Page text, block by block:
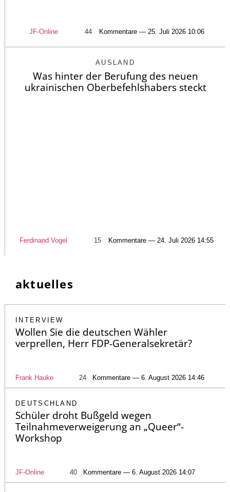
JF-Online 44 Kommentare — 25. Juli 2026 10:06
AUSLAND
Was hinter der Berufung des neuen
ukrainischen Oberbefehlshabers steckt
Ferdinand Vogel 15 Kommentare — 24. Juli 2026 14:55
aktuelles
INTERVIEW
Wollen Sie die deutschen Wähler
verprellen, Herr FDP-Generalsekretär?
Frank Hauke 24 Kommentare — 6. August 2026 14:46
DEUTSCHLAND
Schüler droht Bußgeld wegen
Teilnahmeverweigerung an „Queer“-
Workshop
JF-Online 40 Kommentare — 6. August 2026 14:07